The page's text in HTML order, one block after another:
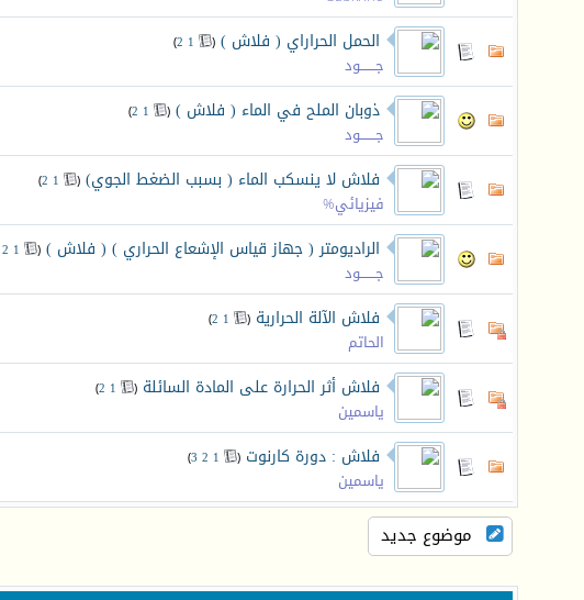
الحمل الحراراي ( فلاش ) (
1
2
)
جـــــــود
ذوبان الملح في الماء ( فلاش ) (
1
2
)
جـــــــود
فلاش لا ينسكب الماء ( بسبب الضغط الجوي) (
1
2
)
فيزيائي%
الراديومتر ( جهاز قياس الإشعاع الحراري ) ( فلاش ) (
1
2
جـــــــود
فلاش الآلة الحرارية (
1
2
)
الحاتم
فلاش أثر الحرارة على المادة السائلة (
1
2
)
ياسمين
فلاش : دورة كارنوت (
1
2
3
)
ياسمين
موضوع جديد